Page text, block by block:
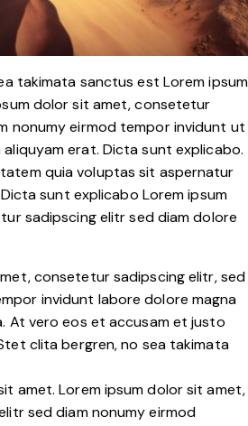
takimata sanctus est Lorem ipsum
dolor sit amet, consetetur
nonumy eirmod tempor invidunt ut
erat. Dicta sunt explicabo.
quia voluptas sit aspernatur
sunt explicabo Lorem ipsum
sadipscing elitr sed diam dolore
consetetur sadipscing elitr, sed
invidunt labore dolore magna
At vero eos et accusam et justo
clita bergren, no sea takimata
amet. Lorem ipsum dolor sit amet,
sed diam nonumy eirmod